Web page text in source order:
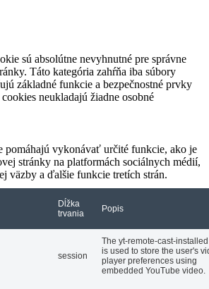
sú absolútne nevyhnutné pre správne
Táto kategória zahŕňa iba súbory
základné funkcie a bezpečnostné prvky
neukladajú žiadne osobné
pomáhajú vykonávať určité funkcie, ako je
stránky na platformách sociálnych médií,
väzby a ďalšie funkcie tretích strán.
Dĺžka
trvania
Popis
session
The yt-remote-cast-
is used to store the user's
player preferences using
embedded YouTube video.